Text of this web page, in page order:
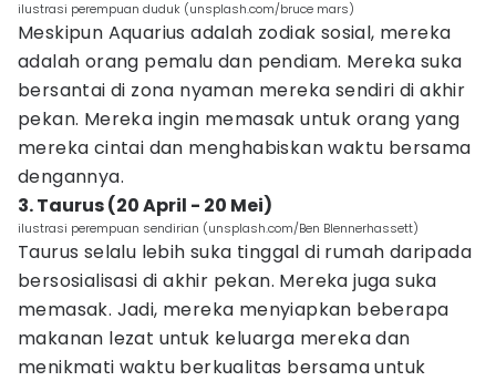
ilustrasi perempuan duduk (unsplash.com/bruce mars)
Meskipun Aquarius adalah zodiak sosial, mereka
adalah orang pemalu dan pendiam. Mereka suka
bersantai di zona nyaman mereka sendiri di akhir
pekan. Mereka ingin memasak untuk orang yang
mereka cintai dan menghabiskan waktu bersama
dengannya.
3. Taurus (20 April - 20 Mei)
ilustrasi perempuan sendirian (unsplash.com/Ben Blennerhassett)
Taurus selalu lebih suka tinggal di rumah daripada
bersosialisasi di akhir pekan. Mereka juga suka
memasak. Jadi, mereka menyiapkan beberapa
makanan lezat untuk keluarga mereka dan
menikmati waktu berkualitas bersama untuk